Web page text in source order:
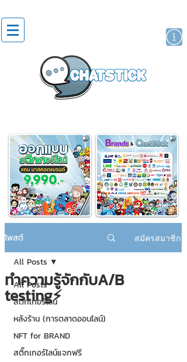
โพสต์ สมัครสมาชิก
All Posts
สติกเกอร์ไลน์
หลังร้าน (การตลาดออนไลน์)
NFT for BRAND
สติ๊กเกอร์ไลน์แจกฟรี
All Posts
ทำความรู้จักกับA/B
testing⚡️